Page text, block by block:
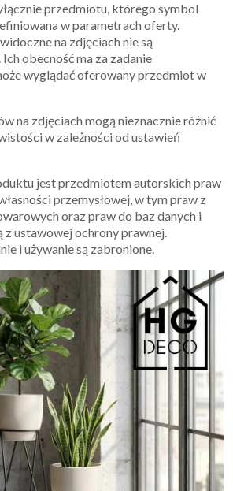
przedmiotu, którego symbol
w parametrach oferty.
na zdjęciach nie są
obecność ma za zadanie
wyglądać oferowany przedmiot w
na zdjęciach mogą nieznacznie różnić
w zależności od ustawień
jest przedmiotem autorskich praw
przemysłowej, w tym praw z
oraz praw do baz danych i
ustawowej ochrony prawnej.
i używanie są zabronione.